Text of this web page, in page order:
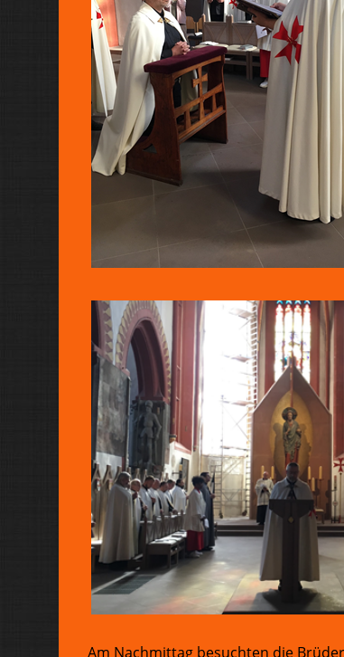
Am Nachmittag besuchten die